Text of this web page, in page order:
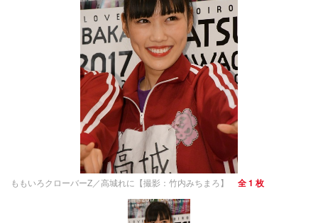
ももいろクローバーZ／高城れに【撮影：竹内みちまろ】 全 1 枚